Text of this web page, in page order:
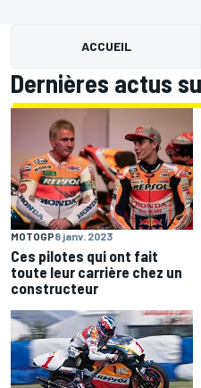
ACCUEIL
Dernières actus
MOTOGP8 janv. 2023
Ces pilotes qui ont fait
toute leur carrière chez un
constructeur